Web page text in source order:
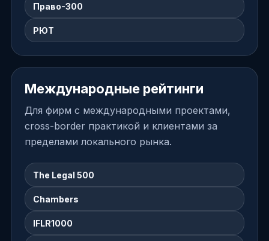
Право-300
РЮТ
Международные рейтинги
Для фирм с международными проектами,
cross-border практикой и клиентами за
пределами локального рынка.
The Legal 500
Chambers
IFLR1000